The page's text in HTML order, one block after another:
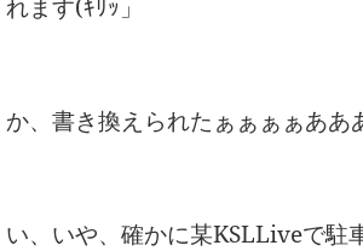
れます(ｷﾘｯ」
か、書き換えられたぁぁぁぁあ
い、いや、確かに某KSLLiveで駐